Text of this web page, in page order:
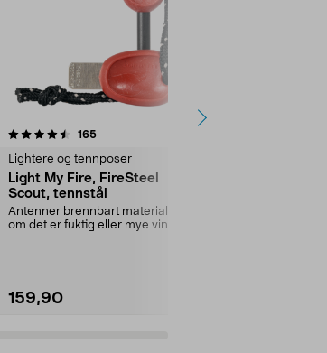
165anmeldelser
Lightere og tennposer
Light My Fire, FireSteel
Scout, tennstål
Antenner brennbart materiale selv
om det er fuktig eller mye vind ute.
159,90
4.5 av 5 stjerner